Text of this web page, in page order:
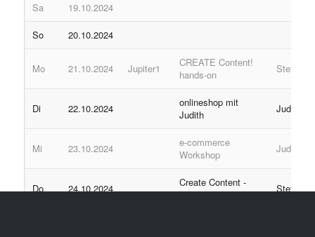
Sa 19.10.2024
So 20.10.2024
Mo 21.10.2024 Jupiter1
CREATE Content!
hands-on
Steffi
Di 22.10.2024
onlineshop mit
Judith
Judith
Mi 23.10.2024
e-commerce
Workshop
Judith
Do 24.10.2024
Create Content -
Mastermind
Steffi